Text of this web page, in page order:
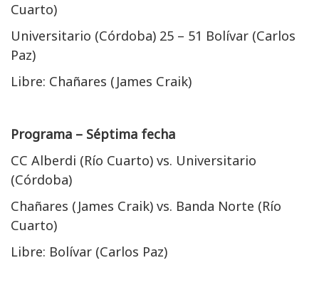
Cuarto)
Universitario (Córdoba) 25 – 51 Bolívar (Carlos
Paz)
Libre: Chañares (James Craik)
Programa – Séptima fecha
CC Alberdi (Río Cuarto) vs. Universitario
(Córdoba)
Chañares (James Craik) vs. Banda Norte (Río
Cuarto)
Libre: Bolívar (Carlos Paz)